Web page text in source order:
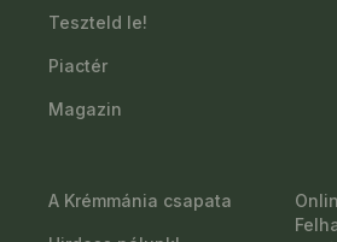
Teszteld le!
Piactér
Magazin
A Krémmánia csapata